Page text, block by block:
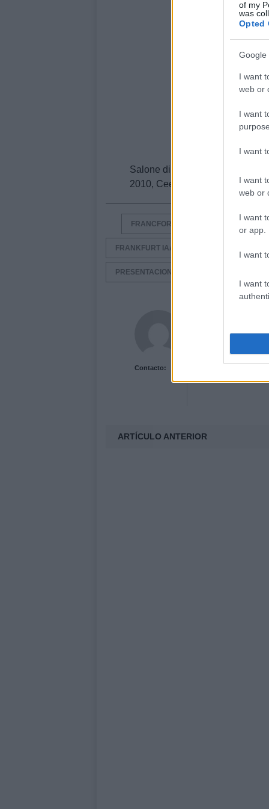
of my
was
Opted
Google
I want
web or
I want
I want
I want
web or
I want
or app.
I want
I want
Salone di Francoforte Live
2010, Cee´d 2010, VengaVía
FRANCFORT
FRANKFURT IAA
PRESENTACIONES FRANKFURT
Contacto:
ARTÍCULO ANTERIOR